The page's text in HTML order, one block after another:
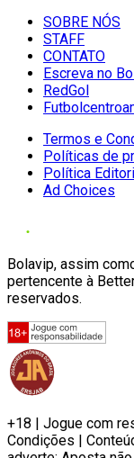
SOBRE NÓS
STAFF
CONTATO
Escreva no
RedGol
Termos e
Políticas de
Política
Ad Choices
Bolavip, assim
pertencente à
reservados.
+18 | Jogue com
Condições |